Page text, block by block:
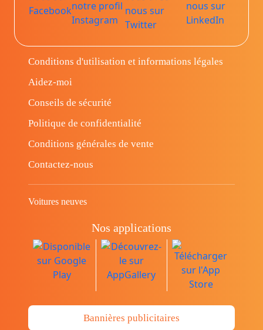
Conditions d'utilisation et informations légales
Aidez-moi
Conseils de sécurité
Politique de confidentialité
Conditions générales de vente
Contactez-nous
Voitures neuves
Nos applications
Bannières publicitaires